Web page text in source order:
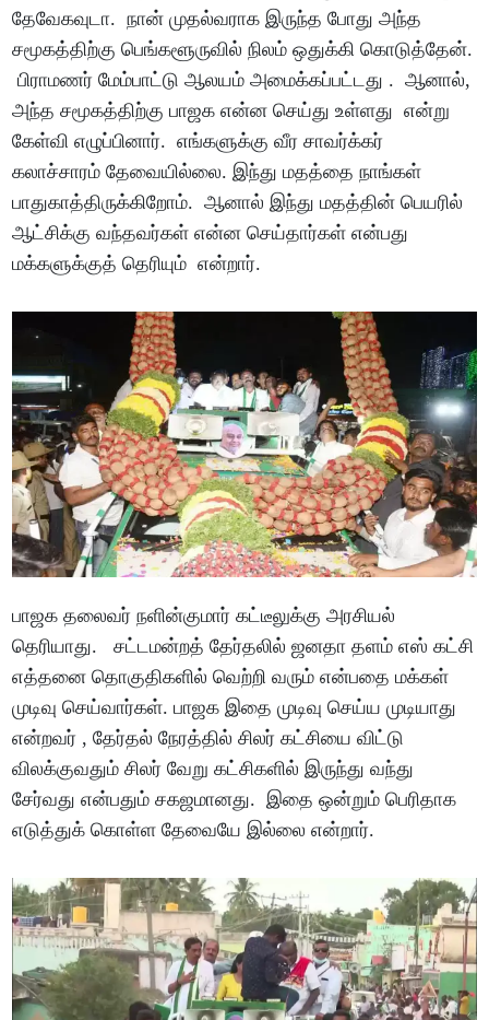
தேவேகவுடா. நான் முதல்வராக இருந்த போது அந்த
சமூகத்திற்கு பெங்களூருவில் நிலம் ஒதுக்கி கொடுத்தேன்.
பிராமணர் மேம்பாட்டு ஆலயம் அமைக்கப்பட்டது . ஆனால்,
அந்த சமூகத்திற்கு பாஜக என்ன செய்து உள்ளது என்று
கேள்வி எழுப்பினார். எங்களுக்கு வீர சாவர்க்கர்
கலாச்சாரம் தேவையில்லை. இந்து மதத்தை நாங்கள்
பாதுகாத்திருக்கிறோம். ஆனால் இந்து மதத்தின் பெயரில்
ஆட்சிக்கு வந்தவர்கள் என்ன செய்தார்கள் என்பது
மக்களுக்குத் தெரியும் என்றார்.
பாஜக தலைவர் நளின்குமார் கட்டீலுக்கு அரசியல்
தெரியாது. சட்டமன்றத் தேர்தலில் ஜனதா தளம் எஸ் கட்சி
எத்தனை தொகுதிகளில் வெற்றி வரும் என்பதை மக்கள்
முடிவு செய்வார்கள். பாஜக இதை முடிவு செய்ய முடியாது
என்றவர் , தேர்தல் நேரத்தில் சிலர் கட்சியை விட்டு
விலக்குவதும் சிலர் வேறு கட்சிகளில் இருந்து வந்து
சேர்வது என்பதும் சகஜமானது. இதை ஒன்றும் பெரிதாக
எடுத்துக் கொள்ள தேவையே இல்லை என்றார்.